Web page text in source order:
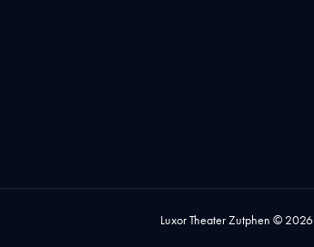
Luxor Theater Zutphen © 2026